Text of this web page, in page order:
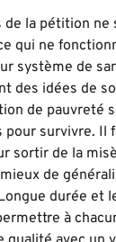
de la pétition
qui ne
système de
des idées de
de pauvreté
pour survivre. Il
sortir de la
de
durée et
à